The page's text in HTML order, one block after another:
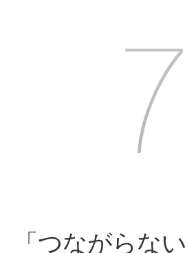
「つながらな